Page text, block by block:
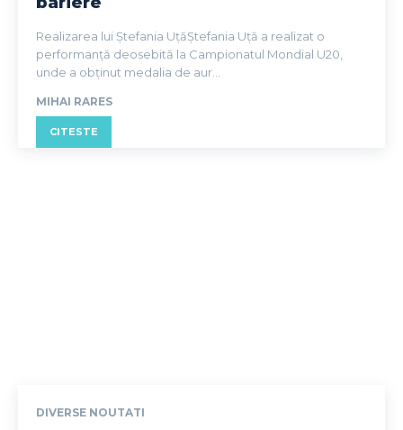
Realizarea lui Ștefania UțăȘtefania Uță a realizat o
performanță deosebită la Campionatul Mondial U20,
unde a obținut medalia de aur...
MIHAI RARES
CITESTE
DIVERSE NOUTATI